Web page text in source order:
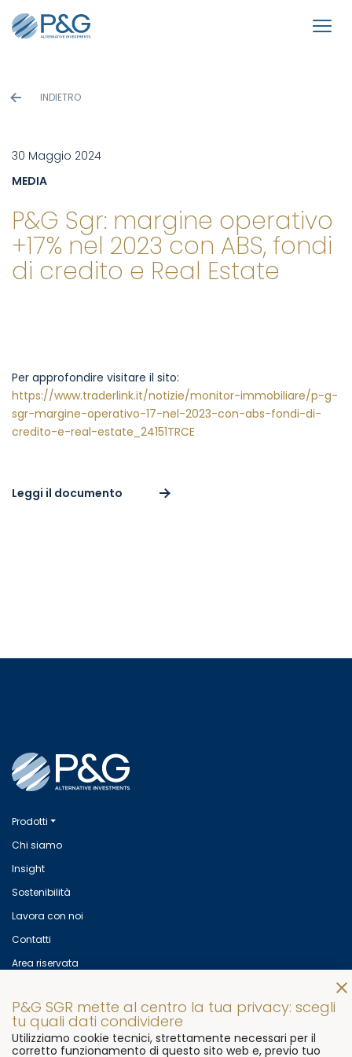
INDIETRO
30 Maggio 2024
MEDIA
P&G Sgr: margine operativo
+17% nel 2023 con ABS, fondi
di credito e Real Estate
Per approfondire visitare il sito:
https://www.traderlink.it/notizie/monitor-immobiliare/p-g-
sgr-margine-operativo-17-nel-2023-con-abs-fondi-di-
credito-e-real-estate_24151TRCE
Leggi il documento
Prodotti
Chi siamo
Insight
Sostenibilità
Lavora con noi
Contatti
Area riservata
© 2026 P&G SGR s.p.a Via Flaminia, 491 00191 Rome, Italy
P.Iva 07906081000
P&G SGR mette al centro la tua privacy: scegli
tu quali dati condividere
Utilizziamo cookie tecnici, strettamente necessari per il
corretto funzionamento di questo sito web e, previo tuo